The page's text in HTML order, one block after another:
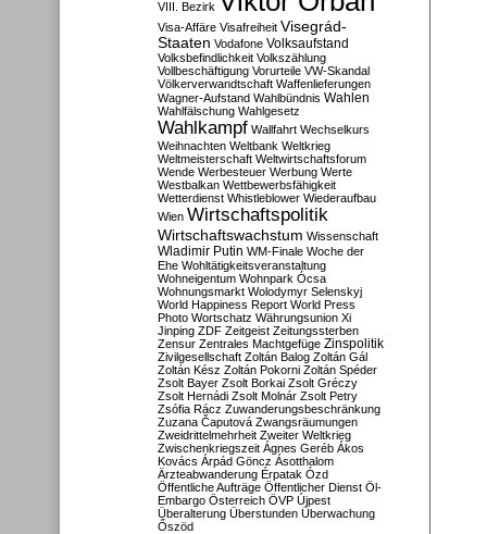
VIII. Bezirk
Visa-Affäre Visafreiheit Visegrád-
Staaten Vodafone Volksaufstand
Volksbefindlichkeit Volkszählung
Vollbeschäftigung Vorurteile VW-Skandal
Völkerverwandtschaft Waffenlieferungen
Wagner-Aufstand Wahlbündnis Wahlen
Wahlfälschung Wahlgesetz
Wahlkampf Wallfahrt Wechselkurs
Weihnachten Weltbank Weltkrieg
Weltmeisterschaft Weltwirtschaftsforum
Wende Werbesteuer Werbung Werte
Westbalkan Wettbewerbsfähigkeit
Wetterdienst Whistleblower Wiederaufbau
Wien Wirtschaftspolitik
Wirtschaftswachstum Wissenschaft
Wladimir Putin WM-Finale Woche der
Ehe Wohltätigkeitsveranstaltung
Wohneigentum Wohnpark Ócsa
Wohnungsmarkt Wolodymyr Selenskyj
World Happiness Report World Press
Photo Wortschatz Währungsunion Xi
Jinping ZDF Zeitgeist Zeitungssterben
Zensur Zentrales Machtgefüge Zinspolitik
Zivilgesellschaft Zoltán Balog Zoltán Gál
Zoltán Kész Zoltán Pokorni Zoltán Spéder
Zsolt Bayer Zsolt Borkai Zsolt Gréczy
Zsolt Hernádi Zsolt Molnár Zsolt Petry
Zsófia Rácz Zuwanderungsbeschränkung
Zuzana Čaputová Zwangsräumungen
Zweidrittelmehrheit Zweiter Weltkrieg
Zwischenkriegszeit Ágnes Geréb Ákos
Kovács Árpád Göncz Ásotthalom
Ärzteabwanderung Érpatak Ózd
Öffentliche Aufträge Öffentlicher Dienst Öl-
Embargo Österreich ÖVP Újpest
Überalterung Überstunden Überwachung
Őszöd